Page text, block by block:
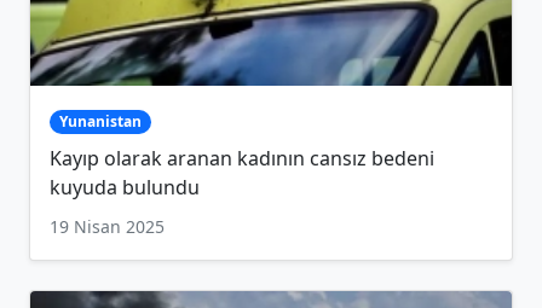
Yunanistan
Kayıp olarak aranan kadının cansız bedeni
kuyuda bulundu
19 Nisan 2025